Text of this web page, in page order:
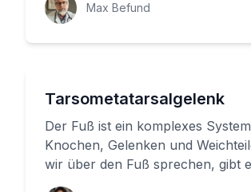
Max Befund
Tarsometatarsalgelenk
Der Fuß ist ein komplexes
Knochen, Gelenken und
wir über den Fuß sprechen, gibt
Details zu berücksichtigen. Heut...